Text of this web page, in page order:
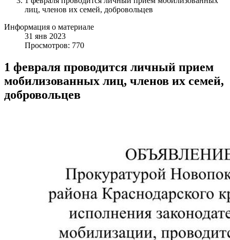
лиц, членов их семей, добровольцев
Информация о материале
31 янв 2023
Просмотров: 770
1 февраля проводится личный прием
мобилизованных лиц, членов их семей,
добровольцев